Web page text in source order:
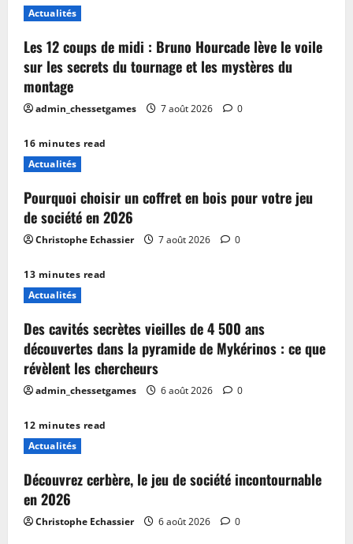
Actualités
Les 12 coups de midi : Bruno Hourcade lève le voile
sur les secrets du tournage et les mystères du
montage
admin_chessetgames 7 août 2026 0
16 minutes read
Actualités
Pourquoi choisir un coffret en bois pour votre jeu
de société en 2026
Christophe Echassier 7 août 2026 0
13 minutes read
Actualités
Des cavités secrètes vieilles de 4 500 ans
découvertes dans la pyramide de Mykérinos : ce que
révèlent les chercheurs
admin_chessetgames 6 août 2026 0
12 minutes read
Actualités
Découvrez cerbère, le jeu de société incontournable
en 2026
Christophe Echassier 6 août 2026 0